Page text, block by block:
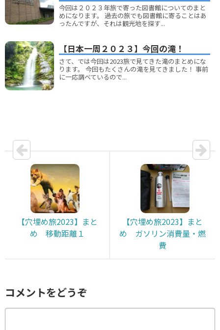
今回は２０２３年旅で寄った図書館についてのまと
めになります。 過去の旅でも図書館に寄ることはあ
ったんですが、それは観光地を探す...
【日本一周２０２３】今回の滝！
さて、では今回は2023旅で見てきた滝のまとめにな
ります。 今回もたくさんの滝を見てきました！ 事前
に一応調べているので...
【穴埋め旅2023】まと
め 移動距離１
【穴埋め旅2023】まと
め ガソリン消費量・燃
費
コメントをどうぞ